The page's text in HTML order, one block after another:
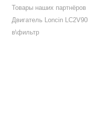
Товары наших партнёров
Двигатель Loncin
в\фильтр